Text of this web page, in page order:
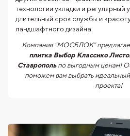
технологии укладки и регулярный
длительный срок службы и
ландшафтного дизайна.
Компания "МОСБЛОК"
плитка Выбор Классико
Ставропольпо выгодным ценам!
поможем вам выбрать
проекта!